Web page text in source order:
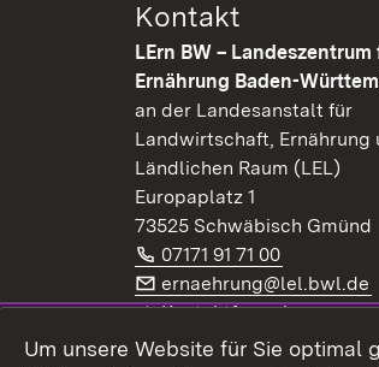
Kontakt
LErn BW – Landeszentrum
Ernährung Baden-
an der Landesanstalt für
Landwirtschaft, Ernährung
Ländlichen Raum (LEL)
Europaplatz 1
73525 Schwäbisch Gmünd
Telefon:
07171 91 71 00 (Öffnet in
E-Mail:
ernaehrung@lel.bwl.de
Kontaktformular
Extern:
LinkedIn (Öffnet in
Um unsere Website für Sie optimal